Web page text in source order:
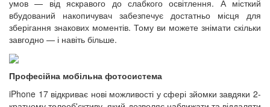
умов — від яскравого до слабкого освітлення. А місткий
вбудований накопичувач забезпечує достатньо місця для
зберігання знакових моментів. Тому ви можете знімати скільки
завгодно — і навіть більше.
Професійна мобільна фотосистема
iPhone 17 відкриває нові можливості у сфері зйомки завдяки 2-